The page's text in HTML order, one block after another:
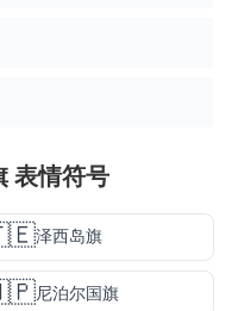
表情符号
泽西岛旗
尼泊尔国旗